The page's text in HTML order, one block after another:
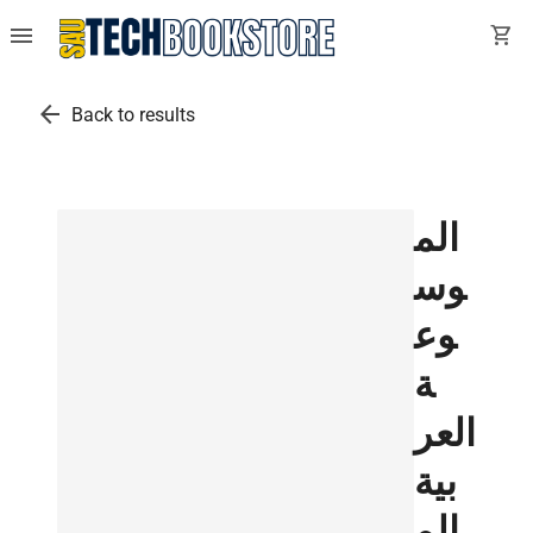
menu shopping_cart
arrow_back Back to results
الم
وس
وع
ة
العر
بية